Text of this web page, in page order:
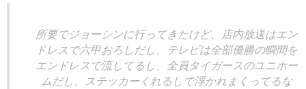
所要でジョーシンに行ってきたけど、店内放送はエン
ドレスで六甲おろしだし、テレビは全部優勝の瞬間を
エンドレスで流してるし、全員タイガースのユニホー
ムだし、ステッカーくれるしで浮かれまくってるな